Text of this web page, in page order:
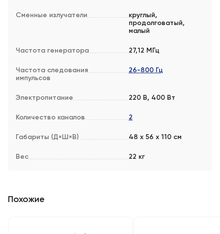
Сменные излучатели
круглый,
продолговатый,
малый
Частота генератора 27,12 МГц
Частота следования
импульсов
26-800 Гц
Электропитание 220 В, 400 Вт
Количество каналов 2
Габариты (Д×Ш×В) 48 х 56 х 110 см
Вес 22 кг
Похожие